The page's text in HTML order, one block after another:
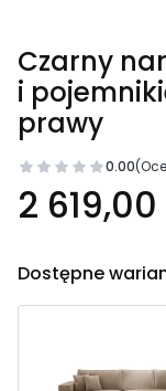
Czarny
i
prawy
0.00
2 619,00
Dostępne